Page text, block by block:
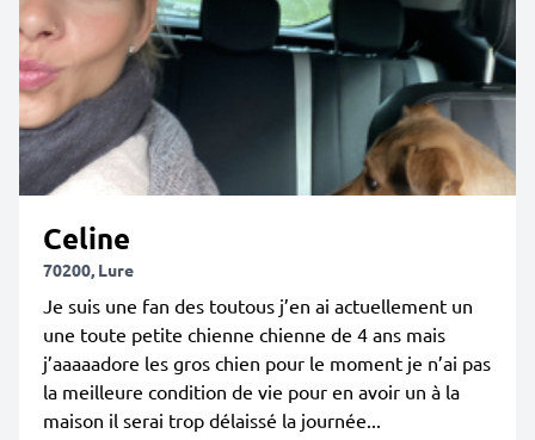
Celine
70200, Lure
Je suis une fan des toutous j’en ai actuellement un
une toute petite chienne chienne de 4 ans mais
j’aaaaadore les gros chien pour le moment je n’ai pas
la meilleure condition de vie pour en avoir un à la
maison il serai trop délaissé la journée...